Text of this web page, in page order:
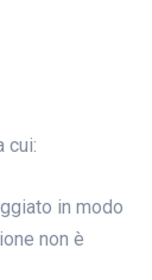
cui:
in modo
non è